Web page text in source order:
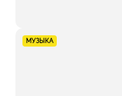
работающий в
делать для
получалось, и
не должен,
МУЗЫКА